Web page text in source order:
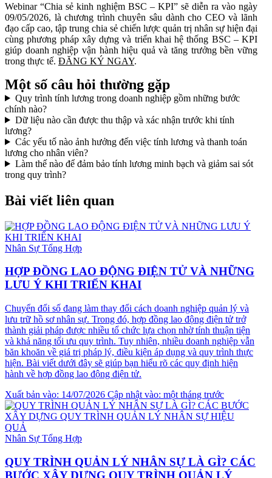
Webinar “Chia sẻ kinh nghiệm BSC – KPI” sẽ diễn ra vào ngày
09/05/2026, là chương trình chuyên sâu dành cho CEO và lãnh
đạo cấp cao, tập trung chia sẻ chiến lược quản trị nhân sự hiện đại
cùng phương pháp xây dựng và triển khai hệ thống BSC – KPI
giúp doanh nghiệp vận hành hiệu quả và tăng trưởng bền vững
trong thực tế. ĐĂNG KÝ NGAY.
Một số câu hỏi thường gặp
Quy trình tính lương trong doanh nghiệp gồm những bước
chính nào?
Dữ liệu nào cần được thu thập và xác nhận trước khi tính
lương?
Các yếu tố nào ảnh hưởng đến việc tính lương và thanh toán
lương cho nhân viên?
Làm thế nào để đảm bảo tính lương minh bạch và giảm sai sót
trong quy trình?
Bài viết liên quan
Nhân Sự Tổng Hợp
HỢP ĐỒNG LAO ĐỘNG ĐIỆN TỬ VÀ NHỮNG
LƯU Ý KHI TRIỂN KHAI
Chuyển đổi số đang làm thay đổi cách doanh nghiệp quản lý và
lưu trữ hồ sơ nhân sự. Trong đó, hợp đồng lao động điện tử trở
thành giải pháp được nhiều tổ chức lựa chọn nhờ tính thuận tiện
và khả năng tối ưu quy trình. Tuy nhiên, nhiều doanh nghiệp vẫn
băn khoăn về giá trị pháp lý, điều kiện áp dụng và quy trình thực
hiện. Bài viết dưới đây sẽ giúp bạn hiểu rõ các quy định hiện
hành về hợp đồng lao động điện tử.
Xuất bản vào: 14/07/2026 Cập nhật vào: một tháng trước
Nhân Sự Tổng Hợp
QUY TRÌNH QUẢN LÝ NHÂN SỰ LÀ GÌ? CÁC
BƯỚC XÂY DỰNG QUY TRÌNH QUẢN LÝ